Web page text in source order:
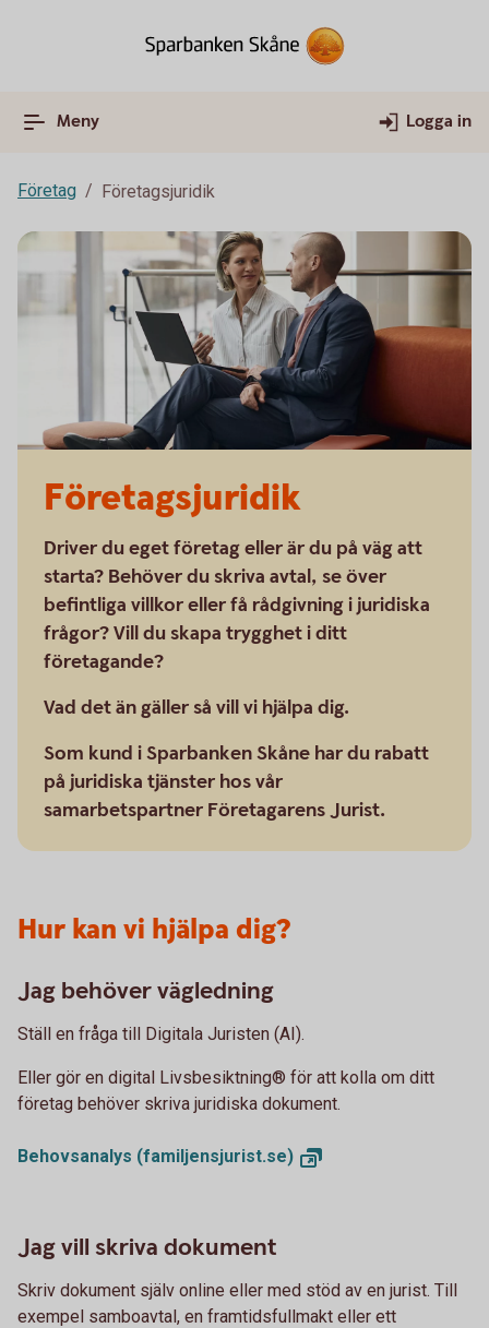
Meny Logga in
Företag Företagsjuridik
Företagsjuridik
Driver du eget företag eller är du på väg att
starta? Behöver du skriva avtal, se över
befintliga villkor eller få rådgivning i juridiska
frågor? Vill du skapa trygghet i ditt
företagande?
Vad det än gäller så vill vi hjälpa dig.
Som kund i Sparbanken Skåne har du rabatt
på juridiska tjänster hos vår
samarbetspartner Företagarens Jurist.
Hur kan vi hjälpa dig?
Jag behöver vägledning
Ställ en fråga till Digitala Juristen (AI).
Eller gör en digital Livsbesiktning® för att kolla om ditt
företag behöver skriva juridiska dokument.
Behovsanalys (familjensjurist.se)
Jag vill skriva dokument
Skriv dokument själv online eller med stöd av en jurist. Till
exempel samboavtal, en framtidsfullmakt eller ett